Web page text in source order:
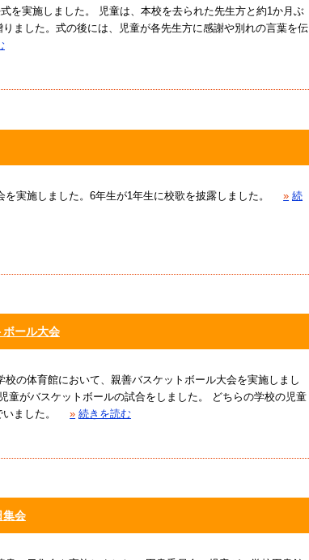
を実施しました。 児童は、本校を去られた先生方と約1か月ぶ
ました。式の後には、児童が各先生方に感謝や別れの言葉を伝
実施しました。6年生が1年生に校歌を披露しました。
» 続
ール大会
校の体育館において、親善バスケットボール大会を実施しまし
童がバスケットボールの試合をしました。 どちらの学校の児童
ました。
» 続きを読む
集会